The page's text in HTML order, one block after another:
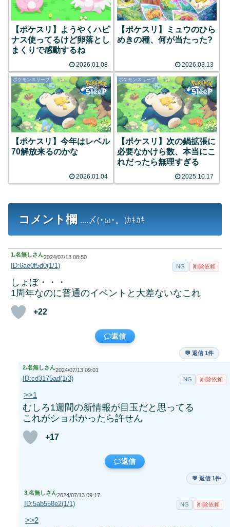
【ポケスリ】ようやくハピ
ナス使ってるけど卵落とし
まくりで感動するね
2026.01.08
【ポケスリ】ミュウのひら
めきの種、何が当たった?
2026.03.13
ポケモンスリープ
【ポケスリ】今年はレベル
70解放来るのかな
2026.01.04
ポケモンスリープ
【ポケスリ】次の鍋拡張に
必要なかけら数、本当にこ
れだったら無理すぎる
2025.10.17
コメント欄 ....〆(･ω･。)ｶｷｶｷ
1.名無しさん2024/07/13 08:50
ID:6ae0f5d0(1/1) NG 削除依頼
しょぼ・・・
1周年なのに普通のイベントと大差ないなこれ
+22
返信
💬 返信 1件
2.名無しさん2024/07/13 09:01
ID:cd3175ad(1/3) NG 削除依頼
>>1
むしろ1週間の新情報が目玉だと思ってる
これがショボかったら許せん
+17
返信
💬 返信 1件
3.名無しさん2024/07/13 09:17
ID:5ab558e2(1/1) NG 削除依頼
>>2